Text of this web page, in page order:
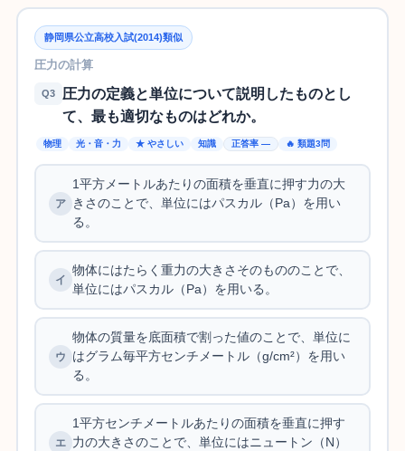
静岡県公立高校入試(2014)類似
圧力の計算
Q3
圧力の定義と単位について説明したものとし
て、最も適切なものはどれか。
物理 光・音・力 ★ やさしい 知識 正答率 — 🔥 類題3問
1平方メートルあたりの面積を垂直に押す力の大
きさのことで、単位にはパスカル（Pa）を用い
る。
物体にはたらく重力の大きさそのもののことで、
単位にはパスカル（Pa）を用いる。
物体の質量を底面積で割った値のことで、単位に
はグラム毎平方センチメートル（g/cm²）を用い
る。
1平方センチメートルあたりの面積を垂直に押す
力の大きさのことで、単位にはニュートン（N）